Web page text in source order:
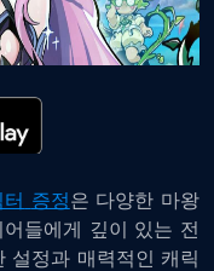
증정은 다양한 마왕
들에게 깊이 있는 전
설정과 매력적인 캐릭